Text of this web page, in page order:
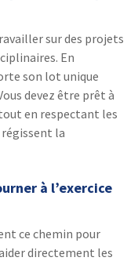
sur des projets
En
son lot unique
devez être prêt à
en respectant les
la
à l’exercice
ce chemin pour
directement les